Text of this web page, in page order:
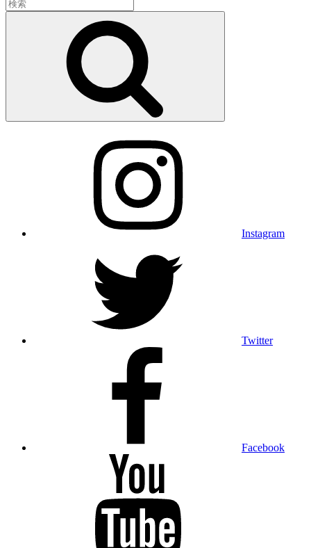
検
索:
Instagram
Twitter
Facebook